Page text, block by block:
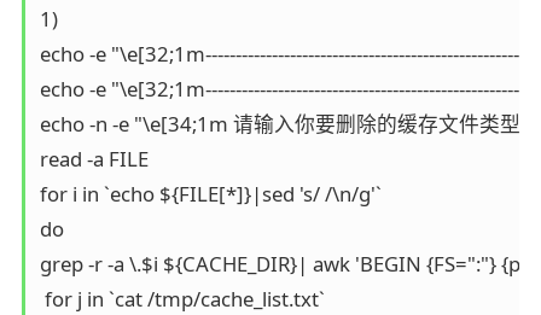
1)
echo -e
echo -e
echo -n -e "\e[34;1m 请输入你要删除的缓存文件类
read -a FILE
for i in `echo ${FILE[*]}|sed 's/ /\n/g'`
do
grep -r -a \.$i ${CACHE_DIR}| awk 'BEGIN {FS=":"}
for j in `cat /tmp/cache_list.txt`